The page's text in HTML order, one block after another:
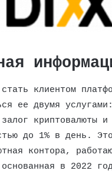
клиентом
ее двумя
криптовалюты и
до 1% в день.
контора,
в 2022